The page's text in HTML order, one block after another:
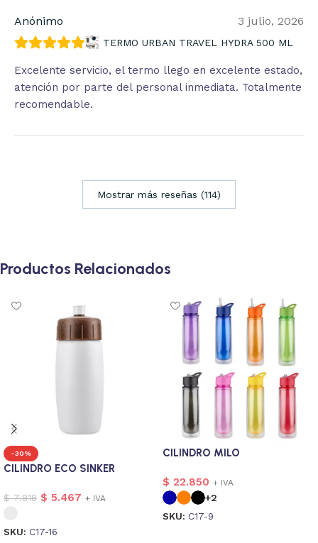
Anónimo 3 julio, 2026
TERMO URBAN TRAVEL HYDRA 500 ML
Excelente servicio, el termo llego en excelente estado,
atención por parte del personal inmediata. Totalmente
recomendable.
Mostrar más reseñas (114)
Productos Relacionados
-30%
CILINDRO ECO SINKER
$7.818 $ 5.467 + IVA
SKU: C17-16
CILINDRO MILO
$ 22.850 + IVA
+2
SKU: C17-9